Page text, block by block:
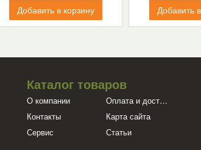
Добавить в корзину Добавить
Каталог товаров
О компании
Оплата и доставка
Контакты
Карта сайта
Сервис
Статьи